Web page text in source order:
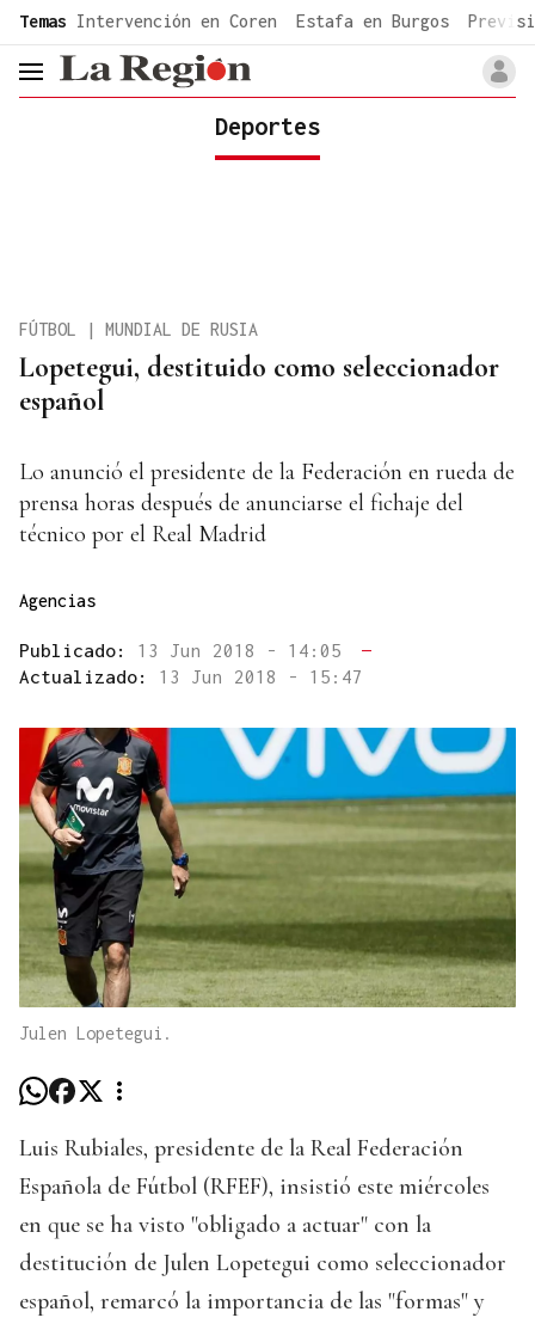
common.go-to-content
Temas Intervención en Coren Estafa en Burgos
header.menu.open
Deportes
Lopetegui, destituido como seleccionador
español
FÚTBOL | MUNDIAL DE RUSIA
Lo anunció el presidente de la Federación en rueda de
prensa horas después de anunciarse el fichaje del
técnico por el Real Madrid
Agencias
Publicado: 13 Jun 2018 - 14:05
—
Actualizado: 13 Jun 2018 - 15:47
Julen Lopetegui.
Luis Rubiales, presidente de la Real Federación
Española de Fútbol (RFEF), insistió este miércoles
en que se ha visto "obligado a actuar" con la
destitución de Julen Lopetegui como seleccionador
español, remarcó la importancia de las "formas" y